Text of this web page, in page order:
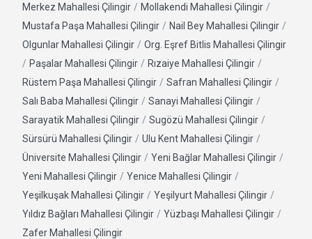
Merkez Mahallesi Çilingir / Mollakendi Mahallesi Çilingir /
Mustafa Paşa Mahallesi Çilingir / Nail Bey Mahallesi Çilingir /
Olgunlar Mahallesi Çilingir / Org. Eşref Bitlis Mahallesi Çilingir
/ Paşalar Mahallesi Çilingir / Rızaiye Mahallesi Çilingir /
Rüstem Paşa Mahallesi Çilingir / Safran Mahallesi Çilingir /
Salı Baba Mahallesi Çilingir / Sanayi Mahallesi Çilingir /
Sarayatik Mahallesi Çilingir / Sugözü Mahallesi Çilingir /
Sürsürü Mahallesi Çilingir / Ulu Kent Mahallesi Çilingir /
Üniversite Mahallesi Çilingir / Yeni Bağlar Mahallesi Çilingir /
Yeni Mahallesi Çilingir / Yenice Mahallesi Çilingir /
Yeşilkuşak Mahallesi Çilingir / Yeşilyurt Mahallesi Çilingir /
Yıldız Bağları Mahallesi Çilingir / Yüzbaşı Mahallesi Çilingir /
Zafer Mahallesi Çilingir